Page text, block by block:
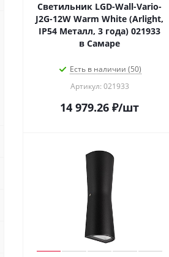
Светильник LGD-Wall-Vario-
J2G-12W Warm White (Arlight,
IP54 Металл, 3 года) 021933
в Самаре
Есть в наличии (50)
Артикул: 021933
14 979.26 ₽/шт